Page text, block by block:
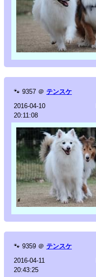
🐾 9357 ＠ テンスケ
2016-04-10
20:11:08
🐾 9359 ＠ テンスケ
2016-04-11
20:43:25